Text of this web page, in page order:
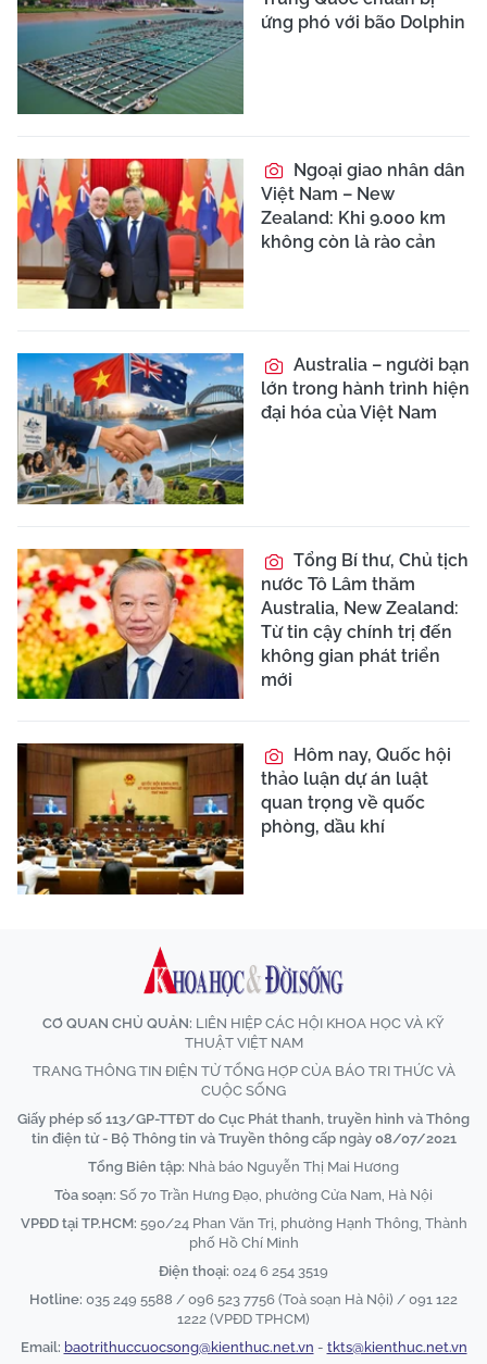
ứng phó với bão Dolphin
Ngoại giao nhân dân
Việt Nam – New
Zealand: Khi 9.000 km
không còn là rào cản
Australia – người bạn
lớn trong hành trình hiện
đại hóa của Việt Nam
Tổng Bí thư, Chủ tịch
nước Tô Lâm thăm
Australia, New Zealand:
Từ tin cậy chính trị đến
không gian phát triển
mới
Hôm nay, Quốc hội
thảo luận dự án luật
quan trọng về quốc
phòng, dầu khí
CƠ QUAN CHỦ QUẢN: LIÊN HIỆP CÁC HỘI KHOA HỌC VÀ KỸ
THUẬT VIỆT NAM
TRANG THÔNG TIN ĐIỆN TỬ TỔNG HỢP CỦA BÁO TRI THỨC VÀ
CUỘC SỐNG
Giấy phép số 113/GP-TTĐT do Cục Phát thanh, truyền hình và Thông
tin điện tử - Bộ Thông tin và Truyền thông cấp ngày 08/07/2021
Tổng Biên tập: Nhà báo Nguyễn Thị Mai Hương
Tòa soạn: Số 70 Trần Hưng Đạo, phường Cửa Nam, Hà Nội
VPĐD tại TP.HCM: 590/24 Phan Văn Trị, phường Hạnh Thông, Thành
phố Hồ Chí Minh
Điện thoại: 024 6 254 3519
Hotline: 035 249 5588 / 096 523 7756 (Toà soạn Hà Nội) / 091 122
1222 (VPĐD TPHCM)
Email: baotrithuccuocsong@kienthuc.net.vn - tkts@kienthuc.net.vn